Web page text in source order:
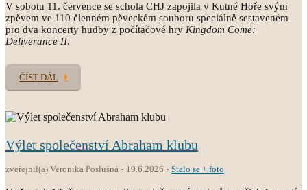
V sobotu 11. července se schola CHJ zapojila v Kutné Hoře svým
zpěvem ve 110 členném pěveckém souboru speciálně sestaveném
pro dva koncerty hudby z počítačové hry Kingdom Come:
Deliverance II.
ČÍST DÁL
Výlet společenství Abraham klubu
zveřejnil(a) Veronika Poslušná 19.6.2026 Stalo se + foto